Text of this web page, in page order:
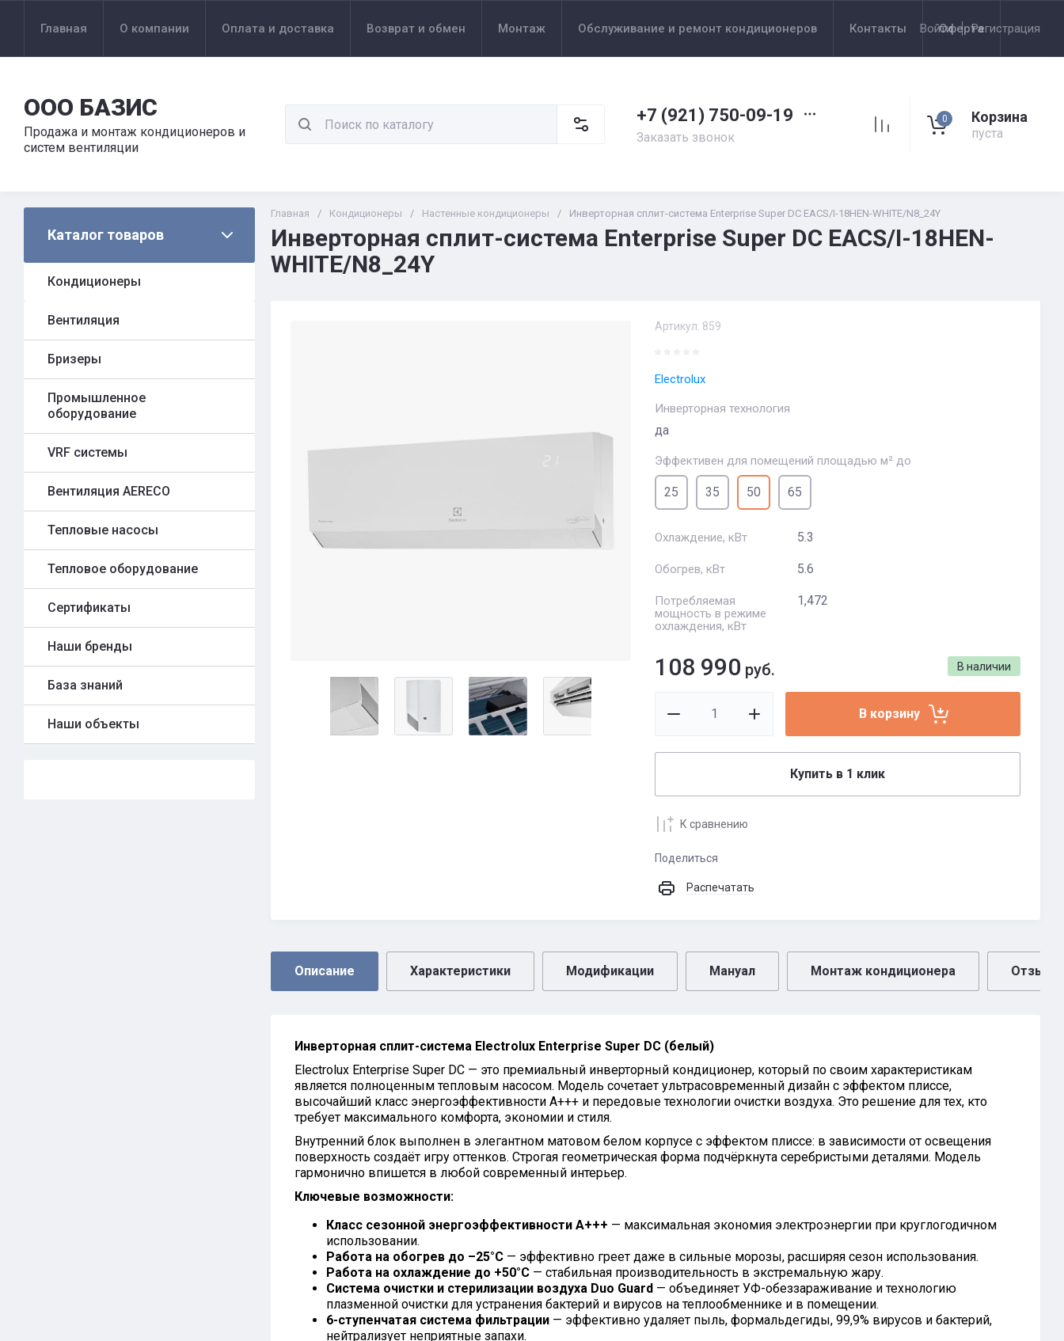
Главная О компании Оплата и доставка Возврат и обмен Монтаж Обслуживание и ремонт кондиционеров Контакты Оферта
Войти Регистрация
ООО БАЗИС
Продажа и монтаж кондиционеров и
систем вентиляции
+7 (921) 750-09-19
Заказать звонок
0 Корзина
пуста
Каталог товаров
Кондиционеры
Вентиляция
Бризеры
Промышленное
оборудование
VRF системы
Вентиляция AERECO
Тепловые насосы
Тепловое оборудование
Сертификаты
Наши бренды
База знаний
Наши объекты
Главная / Кондиционеры / Настенные кондиционеры / Инверторная сплит-система Enterprise Super DC EACS/I-18HEN-WHITE/N8_24Y
Инверторная сплит-система Enterprise Super DC EACS/I-18HEN-
WHITE/N8_24Y
Артикул: 859
Electrolux
Инверторная технология
да
Эффективен для помещений площадью м² до
25 35 50 65
Охлаждение, кВт 5.3
Обогрев, кВт 5.6
Потребляемая
мощность в режиме
охлаждения, кВт
1,472
В наличии
108 990 руб.
В корзину
Купить в 1 клик
К сравнению
Поделиться
Распечатать
Описание Характеристики Модификации Мануал Монтаж кондиционера Отзывы
Инверторная сплит-система Electrolux Enterprise Super DC (белый)
Electrolux Enterprise Super DC — это премиальный инверторный кондиционер, который по своим характеристикам
является полноценным тепловым насосом. Модель сочетает ультрасовременный дизайн с эффектом плиссе,
высочайший класс энергоэффективности А+++ и передовые технологии очистки воздуха. Это решение для тех, кто
требует максимального комфорта, экономии и стиля.
Внутренний блок выполнен в элегантном матовом белом корпусе с эффектом плиссе: в зависимости от освещения
поверхность создаёт игру оттенков. Строгая геометрическая форма подчёркнута серебристыми деталями. Модель
гармонично впишется в любой современный интерьер.
Ключевые возможности:
Класс сезонной энергоэффективности А+++ — максимальная экономия электроэнергии при круглогодичном
использовании.
Работа на обогрев до –25°С — эффективно греет даже в сильные морозы, расширяя сезон использования.
Работа на охлаждение до +50°С — стабильная производительность в экстремальную жару.
Система очистки и стерилизации воздуха Duo Guard — объединяет УФ-обеззараживание и технологию
плазменной очистки для устранения бактерий и вирусов на теплообменнике и в помещении.
6-ступенчатая система фильтрации — эффективно удаляет пыль, формальдегиды, 99,9% вирусов и бактерий,
нейтрализует неприятные запахи.